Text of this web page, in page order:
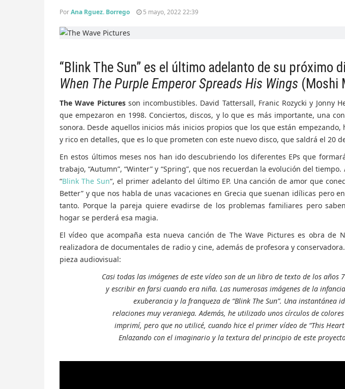
PorAna Rguez. Borrego 5 mayo, 2022 22:39
“Blink The Sun” es el último adelanto de su próximo
When The Purple Emperor Spreads His Wings (Moshi
The Wave Picturesson incombustibles. David Tattersall, Franic Rozycki y Jonny
que empezaron en 1998. Conciertos, discos, y lo que es más importante, una
sonora. Desde aquellos inicios más inicios propios que los que están empezando,
y rico en detalles, que es lo que prometen con este nuevo disco, que saldrá el 20
En estos últimos meses nos han ido descubriendo los diferentes EPs que
trabajo, “Autumn”, “Winter” y “Spring”, que nos recuerdan la evolución del
“Blink The Sun“, el primer adelanto del último EP. Una canción de amor que
Better” y que nos habla de unas vacaciones en Grecia que suenan idílicas pero
tanto. Porque la pareja quiere evadirse de los problemas familiares pero
hogar se perderá esa magia.
El vídeo que acompaña esta nueva canción de The Wave Pictures es obra de
realizadora de documentales de radio y cine, además de profesora y
pieza audiovisual:
Casi todas las imágenes de este vídeo son de un libro de texto de los años
y escribir en farsi cuando era niña. Las numerosas imágenes de la
exuberancia y la franqueza de “Blink The Sun”. Una instantánea
relaciones muy veraniega. Además, he utilizado unos círculos de
imprimí, pero que no utilicé, cuando hice el primer vídeo de “This
Enlazando con el imaginario y la textura del principio de este